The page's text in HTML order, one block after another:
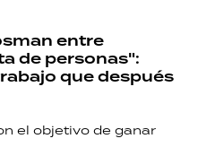
entre
de personas":
que después
el objetivo de ganar